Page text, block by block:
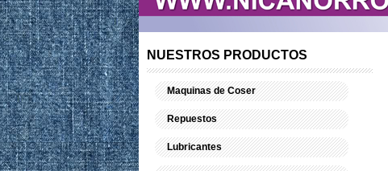
NUESTROS PRODUCTOS
Maquinas de Coser
Repuestos
Lubricantes